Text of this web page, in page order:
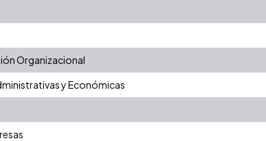
Organizacional
y Económicas